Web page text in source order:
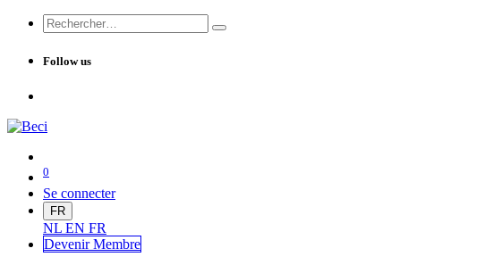
Follow us
0
Se connecter
FR
NL EN FR
Devenir Membre